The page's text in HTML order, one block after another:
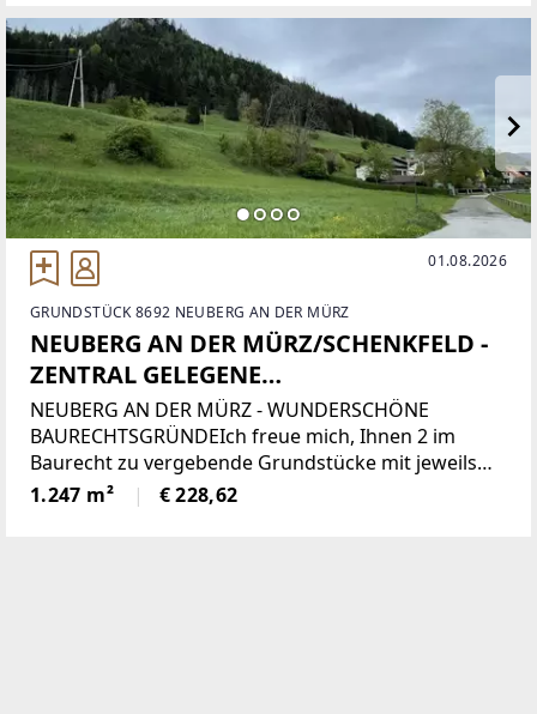
01.08.2026
GRUNDSTÜCK 8692 NEUBERG AN DER MÜRZ
NEUBERG AN DER MÜRZ/SCHENKFELD -
ZENTRAL GELEGENE
BAURECHTSGRÜNDE
NEUBERG AN DER MÜRZ - WUNDERSCHÖNE
BAURECHTSGRÜNDEIch freue mich, Ihnen 2 im
Baurecht zu vergebende Grundstücke mit jeweils
1.247 m2 Fläche anzubieten.Die Grundstücke 19/47
und 19/48 sind gemäß rechtsgültigem
1.247 m² € 228,62